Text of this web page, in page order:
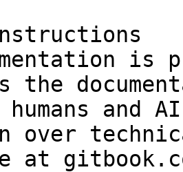
is
the
and
over
at